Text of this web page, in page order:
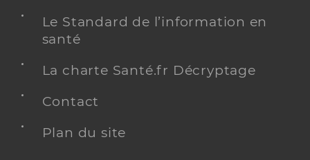
Le Standard de l’information en
santé
La charte Santé.fr Décryptage
Contact
Plan du site